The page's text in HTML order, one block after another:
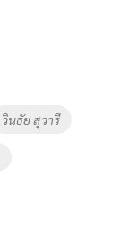
วินธัย สุวารี